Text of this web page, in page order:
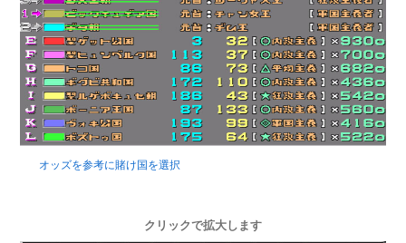
オッズを参考に賭け国を選択
クリックで拡大します